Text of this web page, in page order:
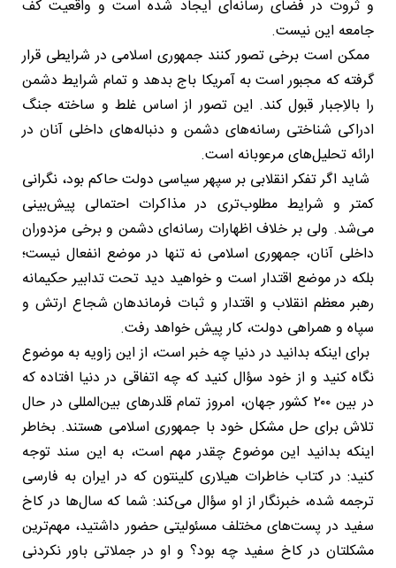
و ثروت در فضای رسانه‌ای ایجاد شده است و واقعیت کف
جامعه این نیست.
ممکن است برخی تصور کنند جمهوری اسلامی در شرایطی قرار
گرفته که مجبور است به آمریکا باج بدهد و تمام شرایط دشمن
را بالاِجبار قبول کند. این تصور از اساس غلط و ساخته جنگ
ادراکی شناختی رسانه‌های دشمن و دنباله‌های داخلی آنان در
ارائه تحلیل‌های مرعوبانه است.
شاید اگر تفکر انقلابی بر سپهر سیاسی دولت حاکم بود، نگرانی
کمتر و شرایط مطلوب‌تری در مذاکرات احتمالی پیش‌بینی
می‌شد. ولی بر خلاف اظهارات رسانه‌ای دشمن و برخی مزدوران
داخلی آنان، جمهوری اسلامی نه تنها در موضع انفعال نیست؛
بلکه در موضع اقتدار است و خواهید دید تحت تدابیر حکیمانه
رهبر معظم انقلاب و اقتدار و ثبات فرماندهان شجاع ارتش و
سپاه و همراهی دولت، کار پیش خواهد رفت.
برای اینکه بدانید در دنیا چه خبر است، از این زاویه به موضوع
نگاه کنید و از خود سؤال کنید که چه اتفاقی در دنیا افتاده که
در بین ۲۰۰ کشور جهان، امروز تمام قلدرهای بین‌المللی در حال
تلاش برای حل مشکل خود با جمهوری اسلامی هستند. بخاطر
اینکه بدانید این موضوع چقدر مهم است، به این سند توجه
کنید: در کتاب خاطرات هیلاری کلینتون که در ایران به فارسی
ترجمه شده، خبرنگار از او سؤال می‌کند: شما که سال‌ها در کاخ
سفید در پست‌های مختلف مسئولیتی حضور داشتید، مهم‌ترین
مشکلتان در کاخ سفید چه بود؟ و او در جملاتی باور نکردنی